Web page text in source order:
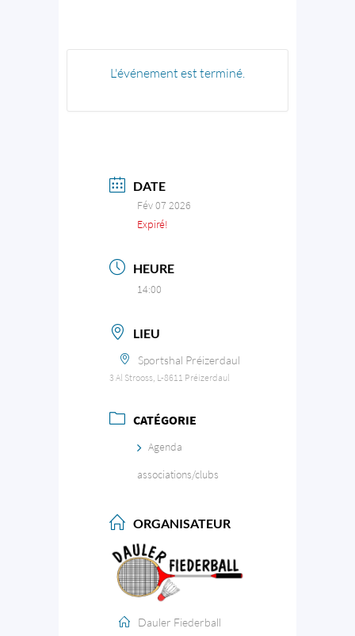
L'événement est terminé.
DATE
Fév 07 2026
Expiré!
HEURE
14:00
LIEU
Sportshal Préizerdaul
3 Al Strooss, L-8611 Préizerdaul
CATÉGORIE
Agenda
associations/clubs
ORGANISATEUR
Dauler Fiederball